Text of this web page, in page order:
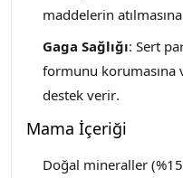
maddelerin
Gaga Sağlığı: Sert
formunu korumasına
destek verir.
Mama İçeriği
Doğal mineraller